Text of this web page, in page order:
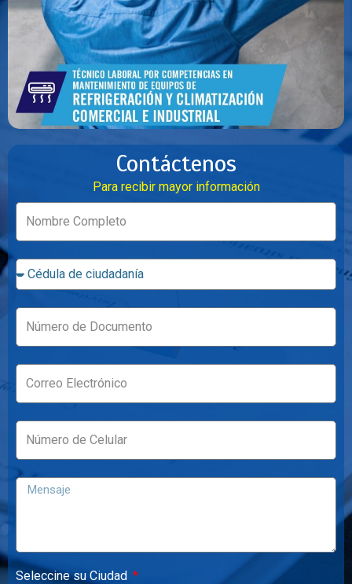
Contáctenos
Para recibir mayor información
Seleccine su Ciudad